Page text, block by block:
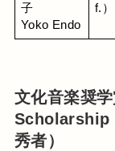
子
Yoko Endo
f.）
文化音楽奨
Scholarship
秀者）